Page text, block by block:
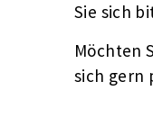
Sie sich
Möchten
sich gern